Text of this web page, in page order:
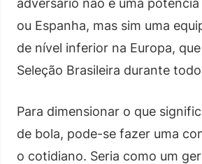
adversário não é uma
ou Espanha, mas sim uma
de nível inferior na Europa,
Seleção Brasileira durante
Para dimensionar o que
de bola, pode-se fazer uma
o cotidiano. Seria como um